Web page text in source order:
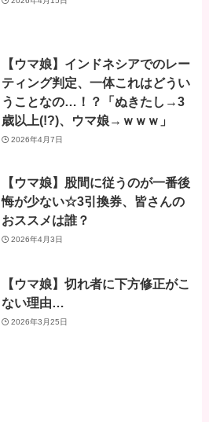
【ウマ娘】インドネシアでのレー
ティング判定、一体これはどうい
うことなの…！？「ぬきたし→3
歳以上(!?)、ウマ娘→ｗｗｗ」
2026年4月7日
【ウマ娘】股間に従うのが一番後
悔が少ない☆3引換券、皆さんの
おススメは誰？
2026年4月3日
【ウマ娘】切れ者に下方修正がこ
ない理由…
2026年3月25日